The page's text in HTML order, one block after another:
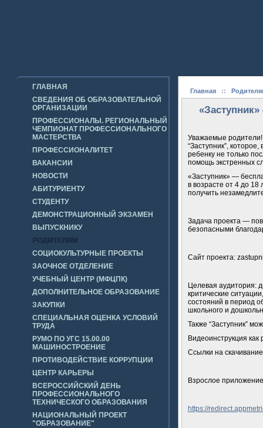
ГЛАВНАЯ
СВЕДЕНИЯ ОБ ОБРАЗОВАТЕЛЬНОЙ
ОРГАНИЗАЦИИ
ПРОФЕССИОНАЛЫ. РЕГИОНАЛЬНЫЙ
ЧЕМПИОНАТ ПРОФЕССИОНАЛЬНОГО
МАСТЕРСТВА
ПРОФЕССИОНАЛИТЕТ
ВАКАНСИИ
НОВОСТИ
АБИТУРИЕНТУ
СТУДЕНТУ
ДЕМОНСТРАЦИОННЫЙ ЭКЗАМЕН
ВЫПУСКНИКУ
СОЦИОКУЛЬТУРНЫЕ ПРОЕКТЫ
ЗАОЧНОЕ ОТДЕЛЕНИЕ
УЧЕБНЫЙ ЦЕНТР (МФЦПК)
ДОПОЛНИТЕЛЬНОЕ ОБРАЗОВАНИЕ
ЗАКУПКИ
СПЕЦИАЛЬНАЯ ОЦЕНКА УСЛОВИЙ
ТРУДА
РУМО ПО УГС 15.00.00
МАШИНОСТРОЕНИЕ
ПРОТИВОДЕЙСТВИЕ КОРРУПЦИИ
ЦЕНТР КАРЬЕРЫ
ВСЕРОССИЙСКИЙ ДЕНЬ
ПРОФЕССИОНАЛЬНОГО
ТЕХНИЧЕСКОГО ОБРАЗОВАНИЯ
НАЦИОНАЛЬНЫЙ ПРОЕКТ
"ОБРАЗОВАНИЕ"
Главная::
Уважаемые
“Заступник”,
ребенку не только
помощь экстренных
«Заступник» —
в возрасте от 4 до 18
получить
Задача проекта —
безопасными
Сайт проекта:
Целевая аудитория:
критические
состояний в период
школьного и
Также “Заступник”
Видеоинструкция как
Ссылки на
Взрослое приложение
https://